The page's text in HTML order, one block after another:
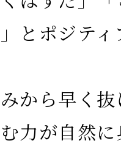
とポジテ
から早く
力が自然